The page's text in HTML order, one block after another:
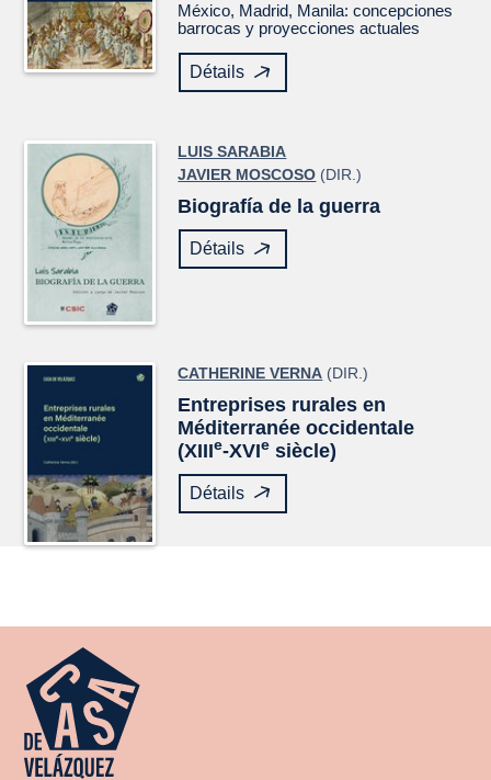
México, Madrid, Manila: concepciones
barrocas y proyecciones actuales
Détails
LUIS SARABIA
JAVIER MOSCOSO (DIR.)
Biografía de la guerra
Détails
CATHERINE VERNA (DIR.)
Entreprises rurales en
Méditerranée occidentale
(XIIIe-XVIe siècle)
Détails